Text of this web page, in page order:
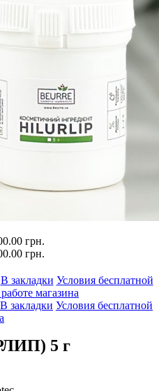
грн.
грн.
В закладки Условия бесплатной
магазина
В закладки Условия бесплатной
5 г